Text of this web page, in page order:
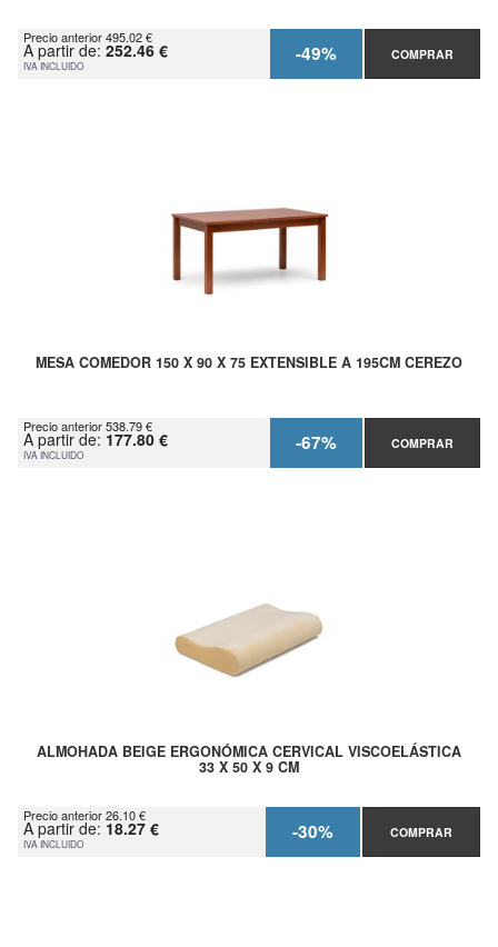
Precio anterior 495.02 €
A partir de: 252.46 €
IVA INCLUIDO -49% COMPRAR
MESA COMEDOR 150 X 90 X 75 EXTENSIBLE A 195CM CEREZO
Precio anterior 538.79 €
A partir de: 177.80 €
IVA INCLUIDO -67% COMPRAR
ALMOHADA BEIGE ERGONÓMICA CERVICAL VISCOELÁSTICA
33 X 50 X 9 CM
Precio anterior 26.10 €
A partir de: 18.27 €
IVA INCLUIDO -30% COMPRAR